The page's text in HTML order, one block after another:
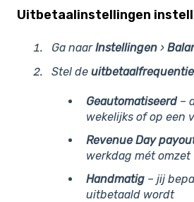
Uitbetaalinstellingen
Ga naarInstellingen ›
Stel de uitbetaalfrequentie
Geautomatiseerd–
wekelijks of op een
Revenue Day
werkdag mét omzet
Handmatig – jij
uitbetaald wordt